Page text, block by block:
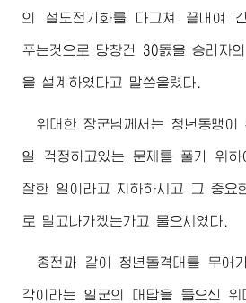
의 철도전기화를 다그쳐 끝내여
푸는것으로 당창건 30돐을 승리자
을 설계하였다고 말씀올렸다.
위대한 장군님께서는 청년동맹이
일 걱정하고있는 문제를 풀기 위
잘한 일이라고 치하하시고 그 중요
로 밀고나가겠는가고 물으시였다.
종전과 같이 청년돌격대를 무어
각이라는 일군의 대답을 들으신위